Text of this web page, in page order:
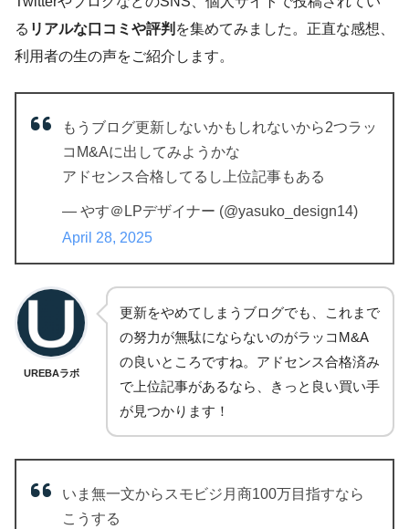
る リアルな口コミや評判 を集めてみました。正直な感想、
利用者の生の声をご紹介します。
もうブログ更新しないかもしれないから2つラッ
コM&Aに出してみようかな
アドセンス合格してるし上位記事もある
— やす＠LPデザイナー (@yasuko_design14)
April 28, 2025
UREBAラボ
更新をやめてしまうブログでも、これまで
の努力が無駄にならないのがラッコM&A
の良いところですね。アドセンス合格済み
で上位記事があるなら、きっと良い買い手
が見つかります！
いま無一文からスモビジ月商100万目指すなら
こうする